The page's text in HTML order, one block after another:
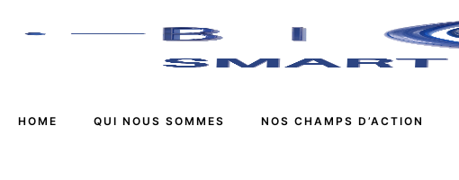
HOME QUI NOUS SOMMES NOS CHAMPS D’ACTION